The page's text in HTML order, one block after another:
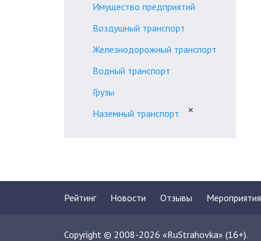
Имущество предприятий
Воздушный транспорт
Железнодорожный транспорт
Водный транспорт
Грузы
Наземный транспорт
✕
Рейтинг Новости Отзывы Мероприятия
Copyright © 2008-2026 «RuStrahovka» (16+).